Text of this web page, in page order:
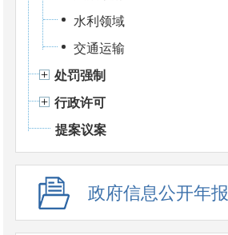
水利领域
交通运输
处罚强制
行政许可
提案议案
政府信息公开年报